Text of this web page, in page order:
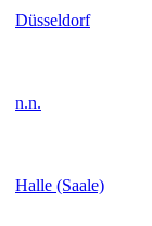
Düsseldorf
n.n.
Halle (Saale)